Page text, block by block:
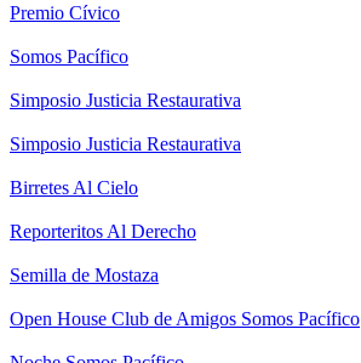
Premio Cívico
Somos Pacífico
Simposio Justicia Restaurativa
Simposio Justicia Restaurativa
Birretes Al Cielo
Reporteritos Al Derecho
Semilla de Mostaza
Open House Club de Amigos Somos Pacífico